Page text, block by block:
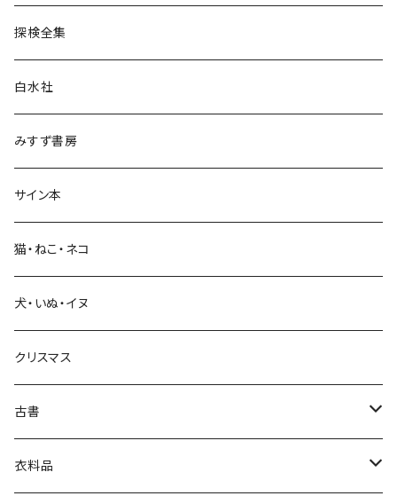
民族・風習
言語・ことば
生活・暮らし
芸術・絵画・写真
絵本・児童書
娯楽・エンターテインメント
探検全集
白水社
みすず書房
サイン本
猫・ねこ・ネコ
犬・いぬ・イヌ
クリスマス
古書
古書セット
衣料品